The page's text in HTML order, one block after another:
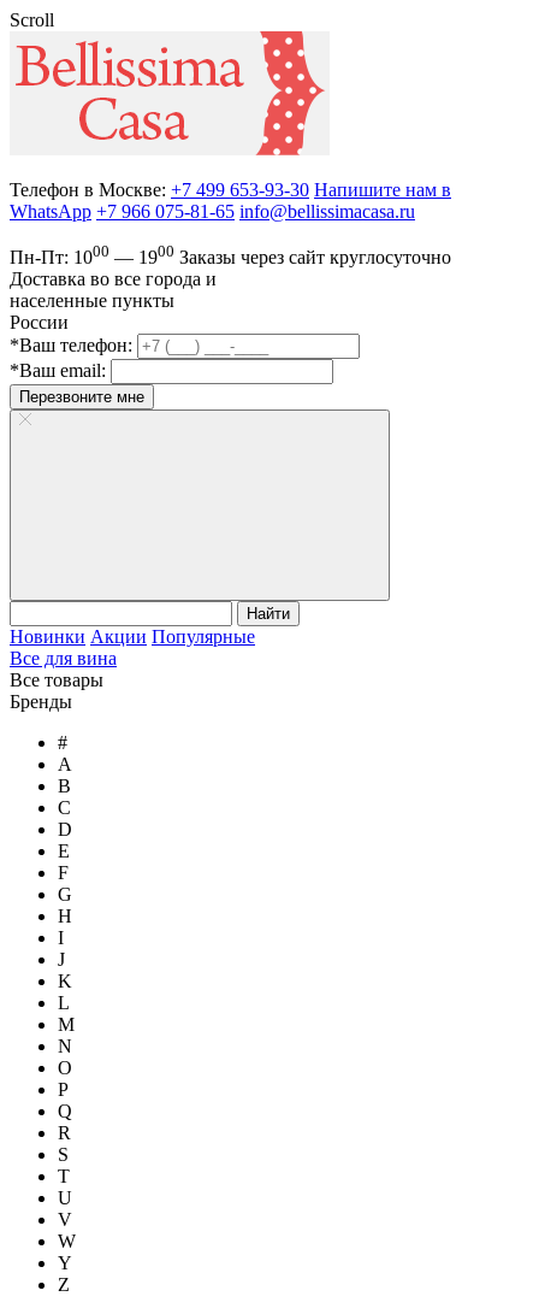
Scroll
Телефон в Москве: +7 499 653-93-30 Напишите нам в
WhatsApp +7 966 075-81-65 info@bellissimacasa.ru
Пн-Пт: 1000 — 1900 Заказы через сайт круглосуточно
Доставка во все города и
населенные пункты
России
*Ваш телефон:
*Ваш email:
Перезвоните мне
Найти
Новинки Акции Популярные
Все для вина
Все товары
Бренды
#
A
B
C
D
E
F
G
H
I
J
K
L
M
N
O
P
Q
R
S
T
U
V
W
Y
Z